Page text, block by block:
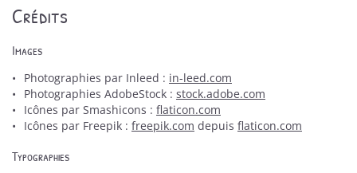
ACCUEIL
ENGAGEMENTS
Crédits
Images
Photographies par Inleed : in-leed.com
Photographies AdobeStock : stock.adobe.com
Icônes par Smashicons : flaticon.com
Icônes par Freepik : freepik.com depuis flaticon.com
Typographies